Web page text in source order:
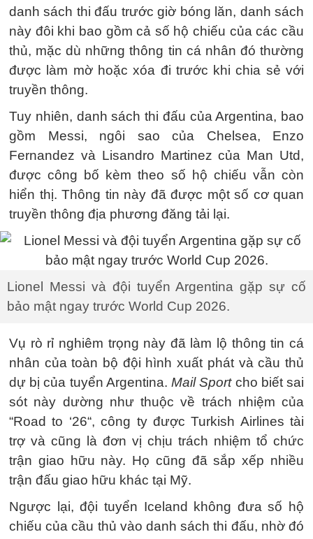
danh sách thi đấu trước giờ bóng lăn, danh sách
này đôi khi bao gồm cả số hộ chiếu của các cầu
thủ, mặc dù những thông tin cá nhân đó thường
được làm mờ hoặc xóa đi trước khi chia sẻ với
truyền thông.
Tuy nhiên, danh sách thi đấu của Argentina, bao
gồm Messi, ngôi sao của Chelsea, Enzo
Fernandez và Lisandro Martinez của Man Utd,
được công bố kèm theo số hộ chiếu vẫn còn
hiển thị. Thông tin này đã được một số cơ quan
truyền thông địa phương đăng tải lại.
Lionel Messi và đội tuyển Argentina gặp sự cố
bảo mật ngay trước World Cup 2026.
Vụ rò rỉ nghiêm trọng này đã làm lộ thông tin cá
nhân của toàn bộ đội hình xuất phát và cầu thủ
dự bị của tuyển Argentina.Mail Sportcho biết sai
sót này dường như thuộc về trách nhiệm của
“Road to ‘26“, công ty được Turkish Airlines tài
trợ và cũng là đơn vị chịu trách nhiệm tổ chức
trận giao hữu này. Họ cũng đã sắp xếp nhiều
trận đấu giao hữu khác tại Mỹ.
Ngược lại, đội tuyển Iceland không đưa số hộ
chiếu của cầu thủ vào danh sách thi đấu, nhờ đó